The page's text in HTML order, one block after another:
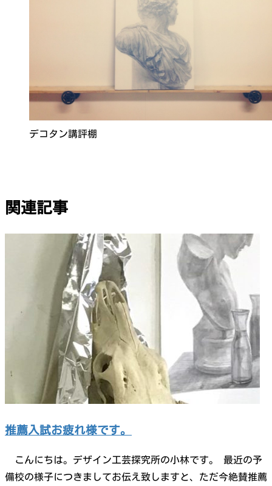
デコタン講評棚
関連記事
推薦入試お疲れ様です。
こんにちは。デザイン工芸探究所の小林です。 最近の予
備校の様子につきましてお伝え致しますと、ただ今絶賛推薦